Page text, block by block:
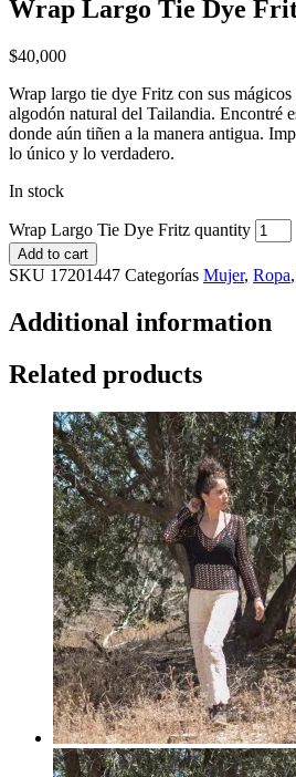
Wrap Largo Tie Dye
$40,000
Wrap largo tie dye Fritz con sus
algodón natural del Tailandia. Encontré
donde aún tiñen a la manera antigua.
lo único y lo verdadero.
In stock
Wrap Largo Tie Dye Fritz quantity
Add to cart
SKU 17201447 Categorías Mujer, Ropa,
Additional information
Related products